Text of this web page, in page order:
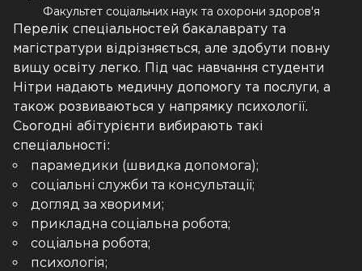
Факультет соціальних наук та охорони здоров'я
Перелік спеціальностей бакалаврату та
магістратури відрізняється, але здобути повну
вищу освіту легко. Під час навчання студенти
Нітри надають медичну допомогу та послуги, а
також розвиваються у напрямку психології.
Сьогодні абітурієнти вибирають такі
спеціальності:
парамедики (швидка допомога);
соціальні служби та консультації;
догляд за хворими;
прикладна соціальна робота;
соціальна робота;
психологія;